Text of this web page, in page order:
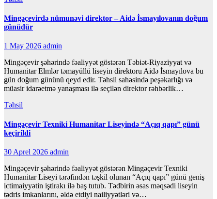
Mingəçevirdə nümunəvi direktor – Aidə İsmayılovanın doğum
günüdür
1 May 2026 admin
Mingəçevir şəhərində fəaliyyət göstərən Təbiət-Riyaziyyat və
Humanitar Elmlər təmayüllü liseyin direktoru Aidə İsmayılova bu
gün doğum gününü qeyd edir. Təhsil sahəsində peşəkarlığı və
müasir idarəetmə yanaşması ilə seçilən direktor rəhbərlik…
Təhsil
Mingəçevir Texniki Humanitar Liseyində “Açıq qapı” günü
keçirildi
30 Aprel 2026 admin
Mingəçevir şəhərində fəaliyyət göstərən Mingəçevir Texniki
Humanitar Liseyi tərəfindən təşkil olunan “Açıq qapı” günü geniş
ictimaiyyətin iştirakı ilə baş tutub. Tədbirin əsas məqsədi liseyin
tədris imkanlarını, əldə etdiyi nailiyyətləri və…